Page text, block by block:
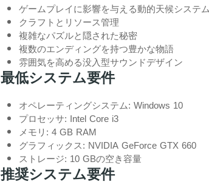
ゲームプレイに影響を与える動的天候システム
クラフトとリソース管理
複雑なパズルと隠された秘密
複数のエンディングを持つ豊かな物語
雰囲気を高める没入型サウンドデザイン
最低システム要件
オペレーティングシステム: Windows 10
プロセッサ: Intel Core i3
メモリ: 4 GB RAM
グラフィックス: NVIDIA GeForce GTX 660
ストレージ: 10 GBの空き容量
推奨システム要件